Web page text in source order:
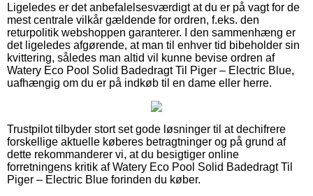
Ligeledes er det anbefalelsesværdigt at du er på vagt for de
mest centrale vilkår gældende for ordren, f.eks. den
returpolitik webshoppen garanterer. I den sammenhæng er
det ligeledes afgørende, at man til enhver tid bibeholder sin
kvittering, således man altid vil kunne bevise ordren af
Watery Eco Pool Solid Badedragt Til Piger – Electric Blue,
uafhængig om du er på indkøb til en dame eller herre.
Trustpilot tilbyder stort set gode løsninger til at dechifrere
forskellige aktuelle køberes betragtninger og på grund af
dette rekommanderer vi, at du besigtiger online
forretningens kritik af Watery Eco Pool Solid Badedragt Til
Piger – Electric Blue forinden du køber.